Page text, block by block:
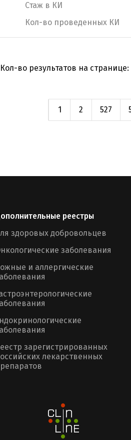
Стаж в КИ
Кол-во проведенных КИ
Кол-во результатов на странице:
1 2 527
реестры
здоровых добровольцев
заболевания
и аллергические
зарегистрированных
лекарственных